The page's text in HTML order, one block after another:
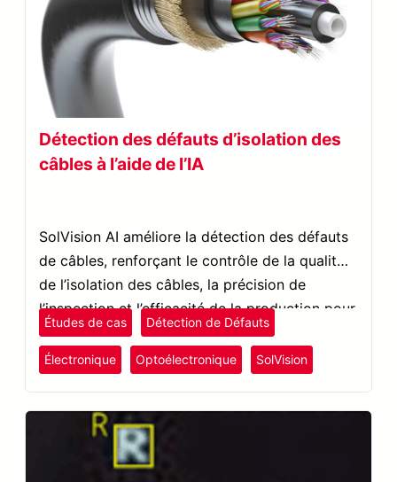
Détection des défauts d’isolation des
câbles à l’aide de l’IA
SolVision AI améliore la détection des défauts
de câbles, renforçant le contrôle de la qualité
de l’isolation des câbles, la précision de
l’inspection et l’efficacité de la production pour
les fils et câbles.
Études de cas Détection de Défauts
Électronique Optoélectronique SolVision